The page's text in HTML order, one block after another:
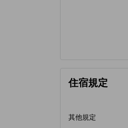
住宿規定
其他規定